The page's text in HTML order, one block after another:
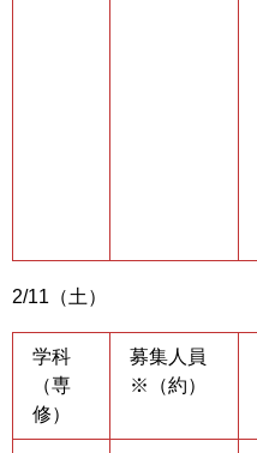
2/11（土）
学科
（専
修）
募集人員
※（約）